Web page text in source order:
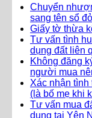
Chuyển
sang tên sổ đỏ
Giấy tờ thừa
Tư vấn tình
dụng đất liên
Không đăng
người mua
Xác nhận
(là bố mẹ khi
Tư vấn mua
dụng tại Yên